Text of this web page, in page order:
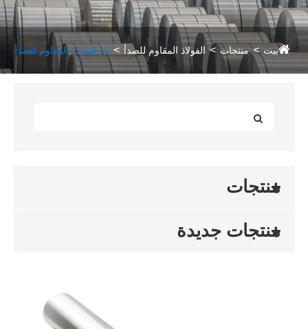
بيت منتجات الفولاذ المقاوم للصدأ بار الفولاذ المقاوم للصدأ
منتجات
منتجات جديدة